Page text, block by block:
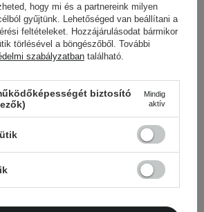
hírlevél
ellenőrzőlisták, szakértői
újdonságok –
e-mail címedet
hogy mi és a partnereink milyen
gyűjtünk. Lehetőséged van beállítani a
feltételeket. Hozzájárulásodat bármikor
törlésével a böngészőből. További
szabályzatban található.
biztosító
Mindig
aktív